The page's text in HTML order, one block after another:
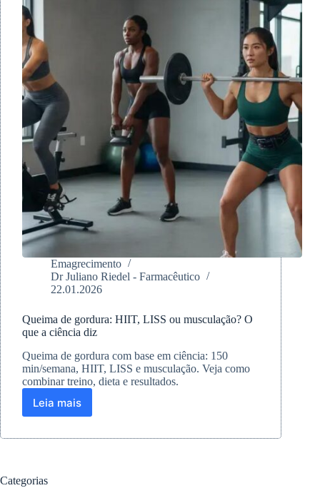
Emagrecimento
Dr Juliano Riedel - Farmacêutico
22.01.2026
Queima de gordura: HIIT, LISS ou musculação? O
que a ciência diz
Queima de gordura com base em ciência: 150
min/semana, HIIT, LISS e musculação. Veja como
combinar treino, dieta e resultados.
Leia mais
Queima
gordura:
Categorias